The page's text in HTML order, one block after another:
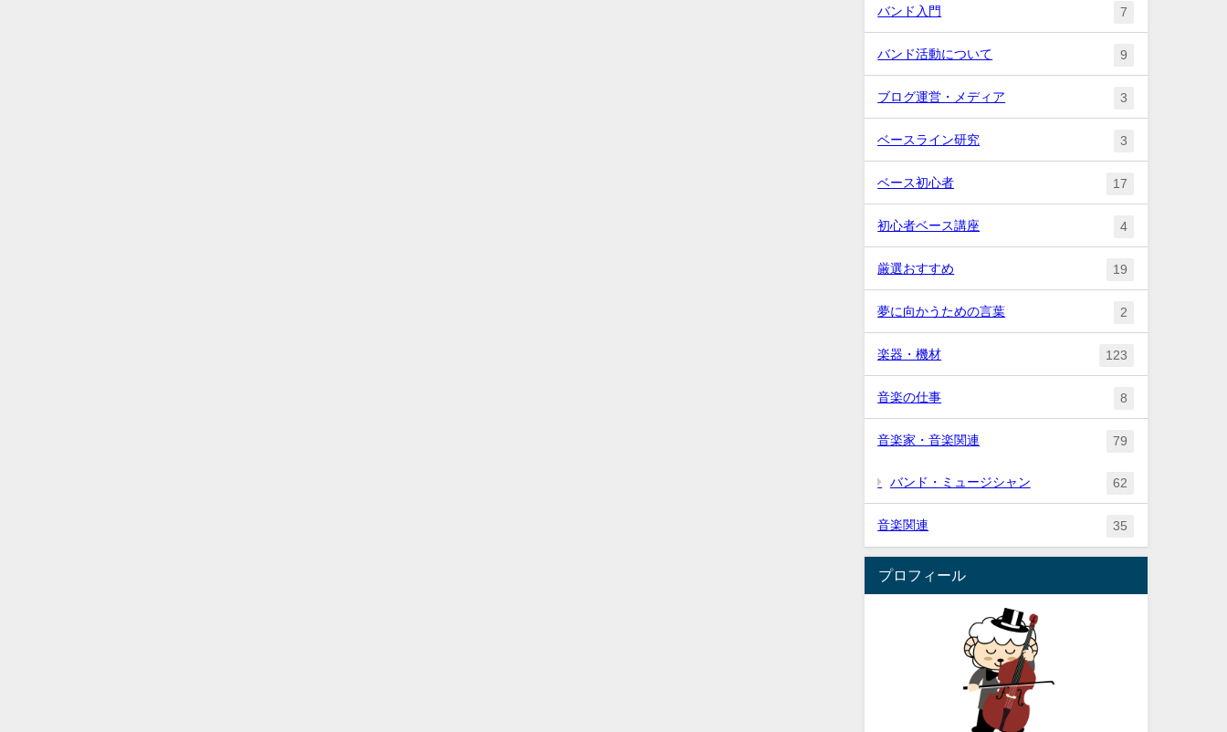
バンド入門 7
バンド活動について 9
ブログ運営・メディア 3
ベースライン研究 3
ベース初心者 17
初心者ベース講座 4
厳選おすすめ 19
夢に向かうための言葉 2
楽器・機材 123
音楽の仕事 8
音楽家・音楽関連 79
バンド・ミュージシャン 62
音楽関連 35
プロフィール